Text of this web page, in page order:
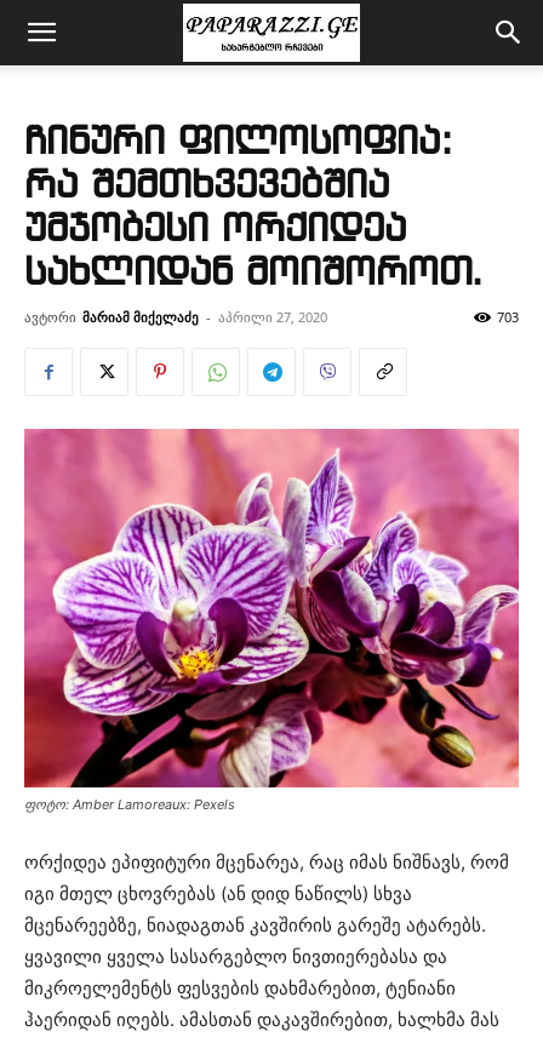
ჩინური ფილოსოფია:
რა შემთხვევებშია
უმჯობესი ორქიდეა
სახლიდან მოიშოროთ.
ავტორი მარიამ მიქელაძე - აპრილი 27, 2020 703
ფოტო: Amber Lamoreaux: Pexels
ორქიდეა ეპიფიტური მცენარეა, რაც იმას ნიშნავს, რომ
იგი მთელ ცხოვრებას (ან დიდ ნაწილს) სხვა
მცენარეებზე, ნიადაგთან კავშირის გარეშე ატარებს.
ყვავილი ყველა სასარგებლო ნივთიერებასა და
მიკროელემენტს ფესვების დახმარებით, ტენიანი
ჰაერიდან იღებს. ამასთან დაკავშირებით, ხალხმა მას